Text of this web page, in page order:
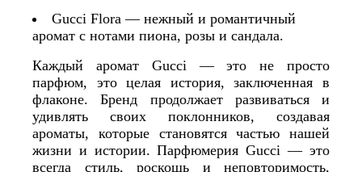
Gucci Flora — нежный и романтичный
аромат с нотами пиона, розы и сандала.
Каждый аромат Gucci — это не просто
парфюм, это целая история, заключенная в
флаконе. Бренд продолжает развиваться и
удивлять своих поклонников, создавая
ароматы, которые становятся частью нашей
жизни и истории. Парфюмерия Gucci — это
всегда стиль, роскошь и неповторимость,